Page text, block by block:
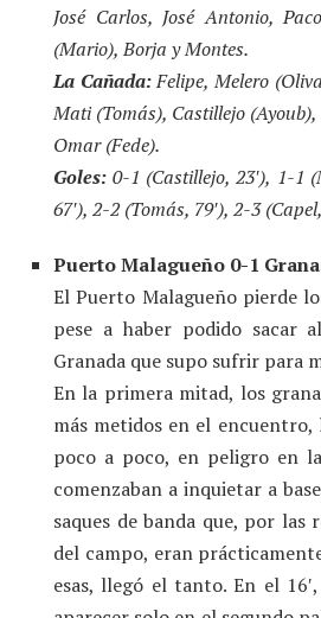
José Carlos, José Antonio,
(Mario), Borja y Montes.
La Cañada:Felipe, Melero
Mati (Tomás), Castillejo
Omar (Fede).
Goles: 0-1 (Castillejo, 23′), 1-1
67′), 2-2 (Tomás, 79′), 2-3
Puerto Malagueño 0-1
El Puerto Malagueño pierde
pese a haber podido sacar
Granada que supo sufrir para
En la primera mitad, los
más metidos en el
poco a poco, en peligro en
comenzaban a inquietar a
saques de banda que, por las
del campo, eran
esas, llegó el tanto. En el